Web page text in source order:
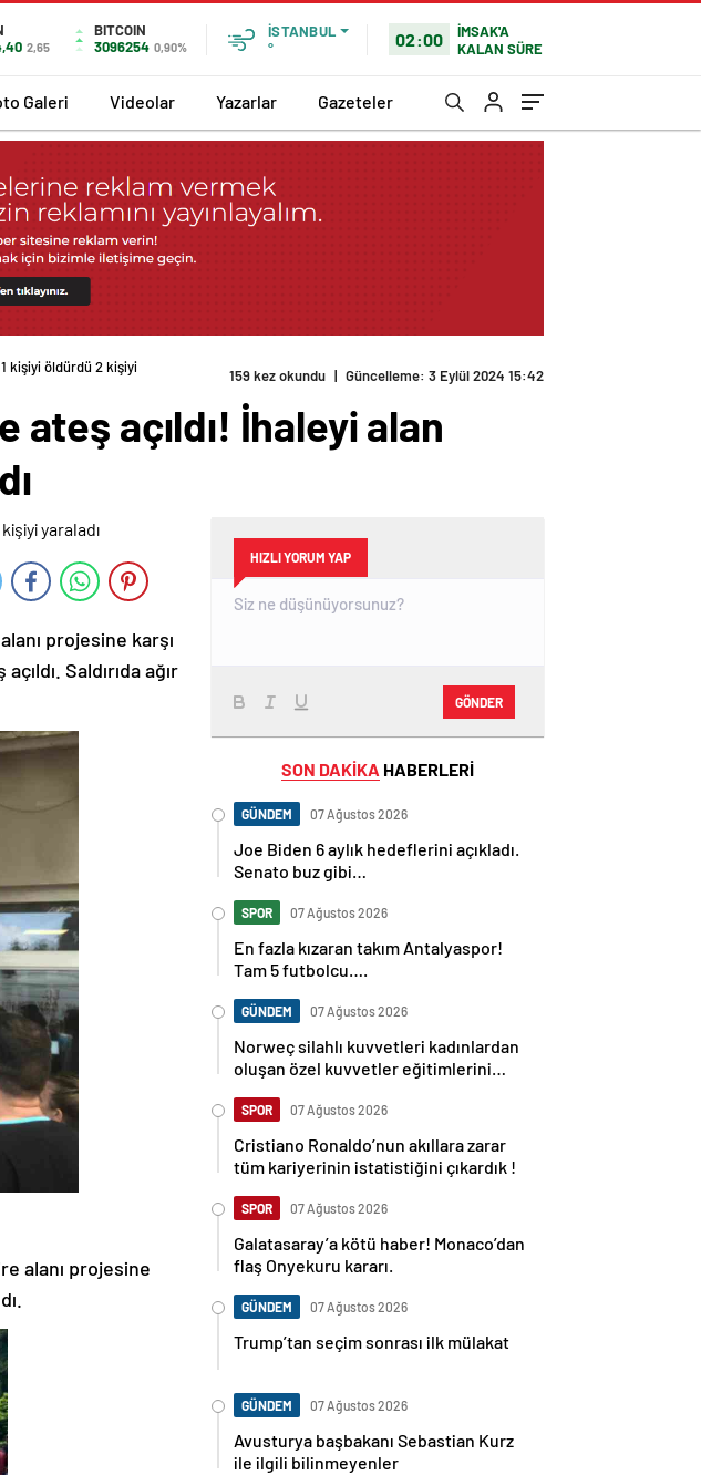
2,65
BITCOIN
3096254 0,90%
İSTANBUL
°
02:00
İMSAK'A
KALAN SÜRE
Galeri Videolar Yazarlar Gazeteler
kişiyi öldürdü 2 kişiyi
159 kez okundu | Güncelleme: 3 Eylül 2024 15:42
ateş açıldı! İhaleyi alan
projesine karşı
Saldırıda ağır
alanı projesine
HIZLI YORUM YAP
GÖNDER
SON DAKİKA HABERLERİ
GÜNDEM 07 Ağustos 2026
Joe Biden 6 aylık hedeflerini açıkladı.
Senato buz gibi…
SPOR 07 Ağustos 2026
En fazla kızaran takım Antalyaspor!
Tam 5 futbolcu….
GÜNDEM 07 Ağustos 2026
Norweç silahlı kuvvetleri kadınlardan
oluşan özel kuvvetler eğitimlerini
SPOR 07 Ağustos 2026
Cristiano Ronaldo’nun akıllara zarar
tüm kariyerinin istatistiğini çıkardık !
SPOR 07 Ağustos 2026
Galatasaray’a kötü haber! Monaco’dan
flaş Onyekuru kararı.
GÜNDEM 07 Ağustos 2026
Trump’tan seçim sonrası ilk mülakat
GÜNDEM 07 Ağustos 2026
Avusturya başbakanı Sebastian Kurz
ile ilgili bilinmeyenler